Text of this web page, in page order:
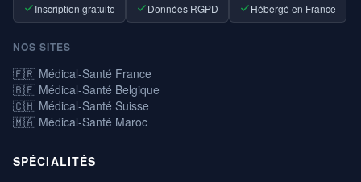
Inscription gratuite Données RGPD Hébergé en France
NOS SITES
🇫🇷 Médical-Santé France
🇧🇪 Médical-Santé Belgique
🇨🇭 Médical-Santé Suisse
🇲🇦 Médical-Santé Maroc
SPÉCIALITÉS